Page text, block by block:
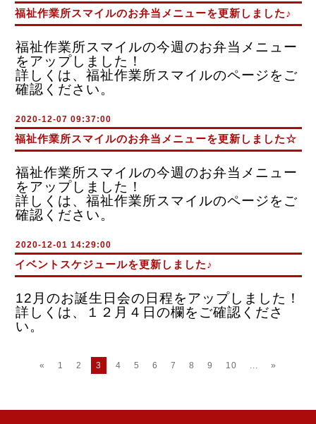
福祉作業所スマイルのお弁当メニューを更新しました♪
福祉作業所スマイルの今週のお弁当メニュー
をアップしました！
詳しくは、福祉作業所スマイルのページをご
確認ください。
2020-12-07 09:37:00
福祉作業所スマイルのお弁当メニューを更新しました☆
福祉作業所スマイルの今週のお弁当メニュー
をアップしました！
詳しくは、福祉作業所スマイルのページをご
確認ください。
2020-12-01 14:29:00
イベントスケジュールを更新しました♪
12月のお誕生日会の日程をアップしました！
詳しくは、１２月４日の欄をご確認くださ
い。
« 1 2 3 4 5 6 7 8 9 10 ... »